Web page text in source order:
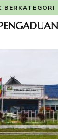
BERKATEGORI